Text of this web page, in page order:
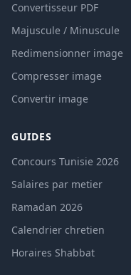
Convertisseur PDF
Majuscule / Minuscule
Redimensionner image
Compresser image
Convertir image
GUIDES
Concours Tunisie 2026
Salaires par metier
Ramadan 2026
Calendrier chretien
Horaires Shabbat